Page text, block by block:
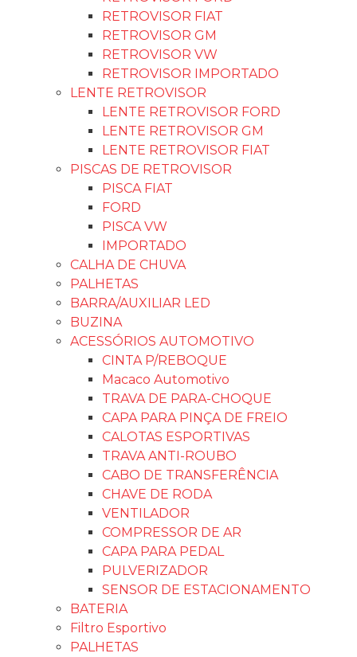
RETROVISOR FIAT
RETROVISOR GM
RETROVISOR VW
RETROVISOR IMPORTADO
LENTE RETROVISOR
LENTE RETROVISOR FORD
LENTE RETROVISOR GM
LENTE RETROVISOR FIAT
PISCAS DE RETROVISOR
PISCA FIAT
FORD
PISCA VW
IMPORTADO
CALHA DE CHUVA
PALHETAS
BARRA/AUXILIAR LED
BUZINA
ACESSÓRIOS AUTOMOTIVO
CINTA P/REBOQUE
Macaco Automotivo
TRAVA DE PARA-CHOQUE
CAPA PARA PINÇA DE FREIO
CALOTAS ESPORTIVAS
TRAVA ANTI-ROUBO
CABO DE TRANSFERÊNCIA
CHAVE DE RODA
VENTILADOR
COMPRESSOR DE AR
CAPA PARA PEDAL
PULVERIZADOR
SENSOR DE ESTACIONAMENTO
BATERIA
Filtro Esportivo
PALHETAS